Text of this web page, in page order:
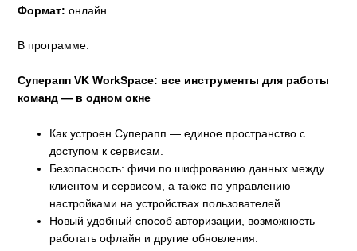
Формат: онлайн
В программе:
Суперапп VK WorkSpace: все инструменты для работы
команд — в одном окне
Как устроен Суперапп — единое пространство с
доступом к сервисам.
Безопасность: фичи по шифрованию данных между
клиентом и сервисом, а также по управлению
настройками на устройствах пользователей.
Новый удобный способ авторизации, возможность
работать офлайн и другие обновления.